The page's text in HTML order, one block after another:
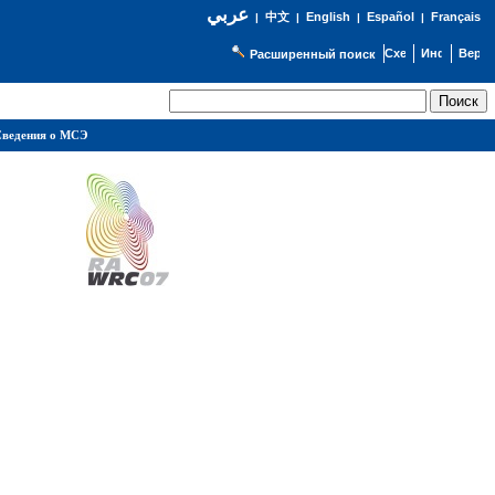
عربي| 中文| English | Español | Français
Расширенный поиск
о МСЭ